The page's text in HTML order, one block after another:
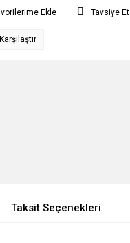
Tavsiye Et
Karşılaştır
Taksit Seçenekleri